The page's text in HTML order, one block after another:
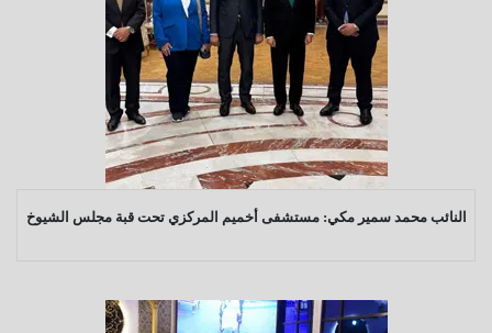
النائب محمد سمير مكي: مستشفى أخميم المركزي تحت قبة مجلس الشيوخ